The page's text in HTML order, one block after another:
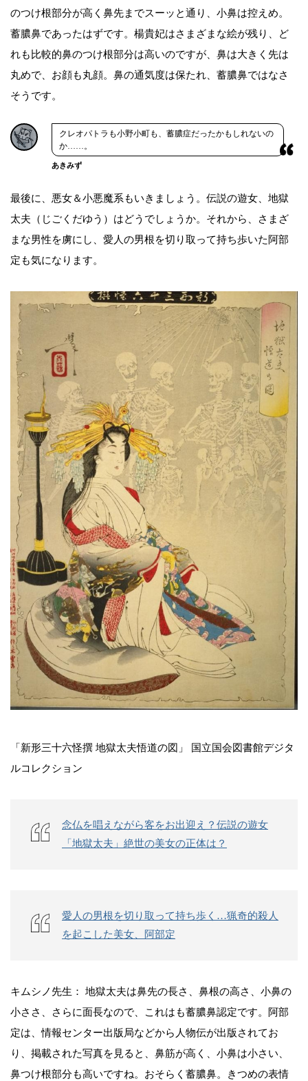
のつけ根部分が高く鼻先までスーッと通り、小鼻は控えめ。
蓄膿鼻であったはずです。楊貴妃はさまざまな絵が残り、ど
れも比較的鼻のつけ根部分は高いのですが、鼻は大きく先は
丸めで、お顔も丸顔。鼻の通気度は保たれ、蓄膿鼻ではなさ
そうです。
クレオパトラも小野小町も、蓄膿症だったかもしれないの
か……。
あきみず
最後に、悪女＆小悪魔系もいきましょう。伝説の遊女、地獄
太夫（じごくだゆう）はどうでしょうか。それから、さまざ
まな男性を虜にし、愛人の男根を切り取って持ち歩いた阿部
定も気になります。
「新形三十六怪撰 地獄太夫悟道の図」 国立国会図書館デジタ
ルコレクション
念仏を唱えながら客をお出迎え？伝説の遊女
「地獄太夫」絶世の美女の正体は？
愛人の男根を切り取って持ち歩く…猟奇的殺人
を起こした美女、阿部定
キムシノ先生： 地獄太夫は鼻先の長さ、鼻根の高さ、小鼻の
小ささ、さらに面長なので、これはも蓄膿鼻認定です。阿部
定は、情報センター出版局などから人物伝が出版されてお
り、掲載された写真を見ると、鼻筋が高く、小鼻は小さい、
鼻つけ根部分も高いですね。おそらく蓄膿鼻。きつめの表情